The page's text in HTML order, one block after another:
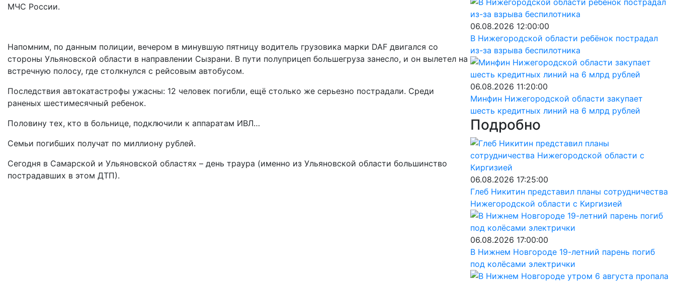
МЧС России.
Напомним, по данным полиции, вечером в минувшую пятницу водитель грузовика марки DAF двигался со
стороны Ульяновской области в направлении Сызрани. В пути полуприцеп большегруза занесло, и он вылетел на
встречную полосу, где столкнулся с рейсовым автобусом.
Последствия автокатастрофы ужасны: 12 человек погибли, ещё столько же серьезно пострадали. Среди
раненых шестимесячный ребенок.
Половину тех, кто в больнице, подключили к аппаратам ИВЛ…
Семьи погибших получат по миллиону рублей.
Сегодня в Самарской и Ульяновской областях – день траура (именно из Ульяновской области большинство
пострадавших в этом ДТП).
06.08.2026 12:00:00
В Нижегородской области ребёнок пострадал
из-за взрыва беспилотника
06.08.2026 11:20:00
Минфин Нижегородской области закупает
шесть кредитных линий на 6 млрд рублей
Подробно
06.08.2026 17:25:00
Глеб Никитин представил планы сотрудничества
Нижегородской области с Киргизией
06.08.2026 17:00:00
В Нижнем Новгороде 19-летний парень погиб
под колёсами электрички